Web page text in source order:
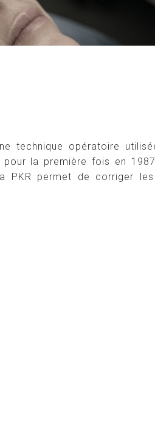
technique opératoire
la première fois en
PKR permet de corriger les